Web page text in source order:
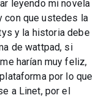
leyendo mi novela
con que ustedes la
y la historia debe
de wattpad, si
harían muy feliz,
por lo que
a Linet, por el